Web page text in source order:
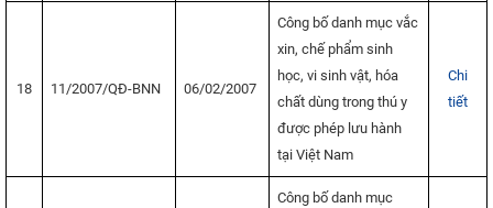
18 11/2007/QĐ-BNN 06/02/2007
Công bố danh mục vắc
xin, chế phẩm sinh
học, vi sinh vật, hóa
chất dùng trong thú y
được phép lưu hành
tại Việt Nam
Chi
tiết
Công bố danh mục